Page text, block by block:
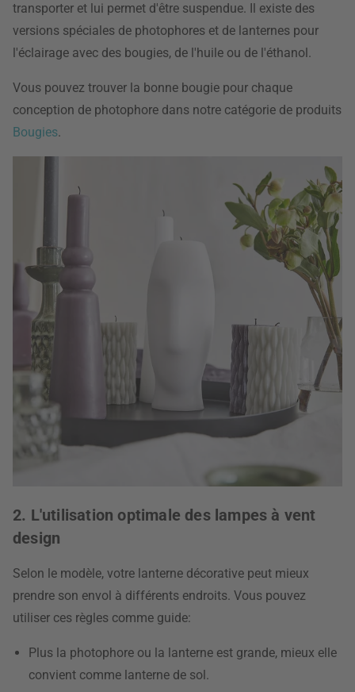
transporter et lui permet d'être suspendue. Il existe des
versions spéciales de photophores et de lanternes pour
l'éclairage avec des bougies, de l'huile ou de l'éthanol.
Vous pouvez trouver la bonne bougie pour chaque
conception de photophore dans notre catégorie de produits
Bougies.
2. L'utilisation optimale des lampes à vent
design
Selon le modèle, votre lanterne décorative peut mieux
prendre son envol à différents endroits. Vous pouvez
utiliser ces règles comme guide:
Plus la photophore ou la lanterne est grande, mieux elle
convient comme lanterne de sol.